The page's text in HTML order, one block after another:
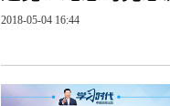
2018-05-04 16:44